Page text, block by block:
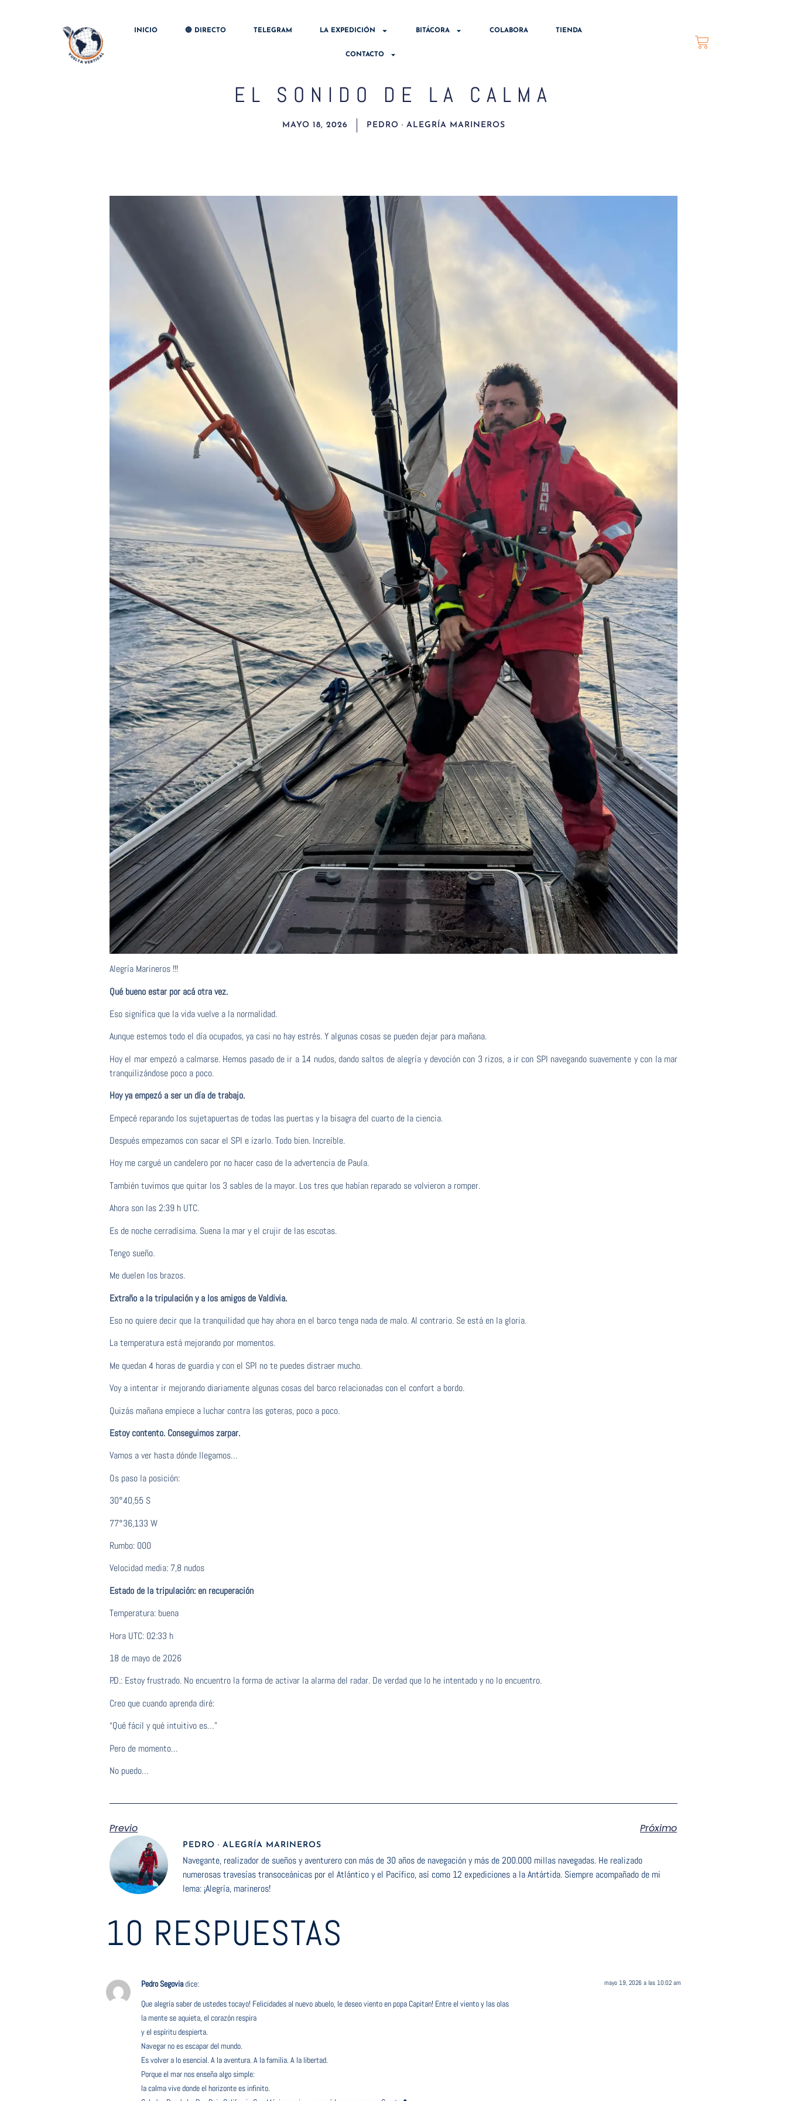
INICIO 🔴 DIRECTO TELEGRAM LA EXPEDICIÓN BITÁCORA COLABORA TIENDA
CONTACTO
EL SONIDO DE LA CALMA
MAYO 18, 2026 PEDRO · ALEGRÍA MARINEROS
Alegría Marineros !!!
Qué bueno estar por acá otra vez.
Eso significa que la vida vuelve a la normalidad.
Aunque estemos todo el día ocupados, ya casi no hay estrés. Y algunas cosas se pueden dejar para mañana.
Hoy el mar empezó a calmarse. Hemos pasado de ir a 14 nudos, dando saltos de alegría y devoción con 3 rizos, a ir con SPI navegando suavemente y con la mar
tranquilizándose poco a poco.
Hoy ya empezó a ser un día de trabajo.
Empecé reparando los sujetapuertas de todas las puertas y la bisagra del cuarto de la ciencia.
Después empezamos con sacar el SPI e izarlo. Todo bien. Increíble.
Hoy me cargué un candelero por no hacer caso de la advertencia de Paula.
También tuvimos que quitar los 3 sables de la mayor. Los tres que habían reparado se volvieron a romper.
Ahora son las 2:39 h UTC.
Es de noche cerradísima. Suena la mar y el crujir de las escotas.
Tengo sueño.
Me duelen los brazos.
Extraño a la tripulación y a los amigos de Valdivia.
Eso no quiere decir que la tranquilidad que hay ahora en el barco tenga nada de malo. Al contrario. Se está en la gloria.
La temperatura está mejorando por momentos.
Me quedan 4 horas de guardia y con el SPI no te puedes distraer mucho.
Voy a intentar ir mejorando diariamente algunas cosas del barco relacionadas con el confort a bordo.
Quizás mañana empiece a luchar contra las goteras, poco a poco.
Estoy contento. Conseguimos zarpar.
Vamos a ver hasta dónde llegamos…
Os paso la posición:
30°40,55 S
77°36,133 W
Rumbo: 000
Velocidad media: 7,8 nudos
Estado de la tripulación: en recuperación
Temperatura: buena
Hora UTC: 02:33 h
18 de mayo de 2026
P.D.: Estoy frustrado. No encuentro la forma de activar la alarma del radar. De verdad que lo he intentado y no lo encuentro.
Creo que cuando aprenda diré:
“Qué fácil y qué intuitivo es…”
Pero de momento…
No puedo…
Previo Próximo
PEDRO · ALEGRÍA MARINEROS
Navegante, realizador de sueños y aventurero con más de 30 años de navegación y más de 200.000 millas navegadas. He realizado
numerosas travesías transoceánicas por el Atlántico y el Pacífico, así como 12 expediciones a la Antártida. Siempre acompañado de mi
lema: ¡Alegría, marineros!
10 RESPUESTAS
Pedro Segoviadice: mayo 19, 2026 a las 10:02 am
Que alegría saber de ustedes tocayo! Felicidades al nuevo abuelo, le deseo viento en popa Capitan! Entre el viento y las olas
la mente se aquieta, el corazón respira
y el espíritu despierta.
Navegar no es escapar del mundo.
Es volver a lo esencial. A la aventura. A la familia. A la libertad.
Porque el mar nos enseña algo simple:
la calma vive donde el horizonte es infinito.